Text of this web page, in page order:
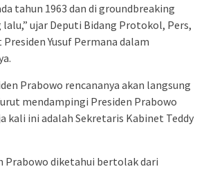
tahun 1963 dan di groundbreaking
lalu,” ujar Deputi Bidang Protokol, Pers,
Yusuf Permana dalam
Prabowo rencananya akan langsung
mendampingi Presiden Prabowo
kali ini adalah Sekretaris Kabinet Teddy
Prabowo diketahui bertolak dari